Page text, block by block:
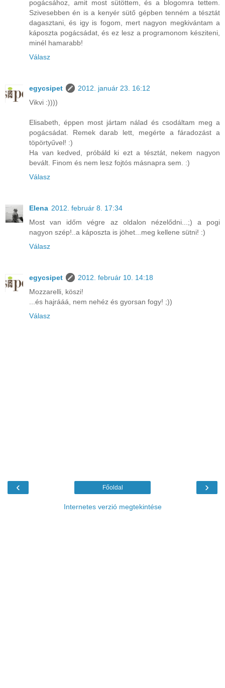
pogácsához, amit most sütöttem, és a blogomra tettem.
Szivesebben én is a kenyér sütő gépben tenném a tésztát
dagasztani, és igy is fogom, mert nagyon megkivántam a
káposzta pogácsádat, és ez lesz a programonom késziteni,
minél hamarabb!
Válasz
egycsipet
2012. január 23. 16:12
Vikvi :))))
Elisabeth, éppen most jártam nálad és csodáltam meg a
pogácsádat. Remek darab lett, megérte a fáradozást a
töpörtyűvel! :)
Ha van kedved, próbáld ki ezt a tésztát, nekem nagyon
bevált. Finom és nem lesz fojtós másnapra sem. :)
Válasz
Elena 2012. február 8. 17:34
Most van időm végre az oldalon nézelődni...;) a pogi
nagyon szép!..a káposzta is jöhet...meg kellene sütni! :)
Válasz
egycsipet
2012. február 10. 14:18
Mozzarelli, köszi!
...és hajrááá, nem nehéz és gyorsan fogy! ;))
Válasz
‹ ›
Főoldal
Internetes verzió megtekintése